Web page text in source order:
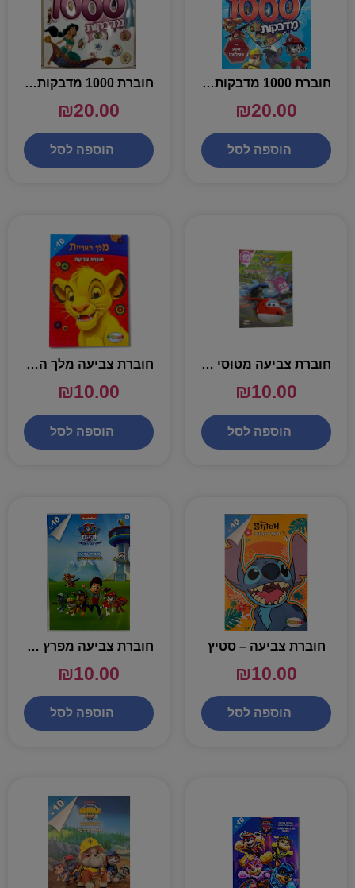
חוברת 1000 מדבקות מפרץ ההרפתקאות
₪20.00
הוספה לסל
חוברת 1000 מדבקות נסיכות דיסני
₪20.00
הוספה לסל
חוברת צביעה מטוסי על
₪10.00
הוספה לסל
חוברת צביעה מלך האריות
₪10.00
הוספה לסל
חוברת צביעה – סטיץ
₪10.00
הוספה לסל
חוברת צביעה מפרץ ההרפתקאות נביחות בפארק
₪10.00
הוספה לסל